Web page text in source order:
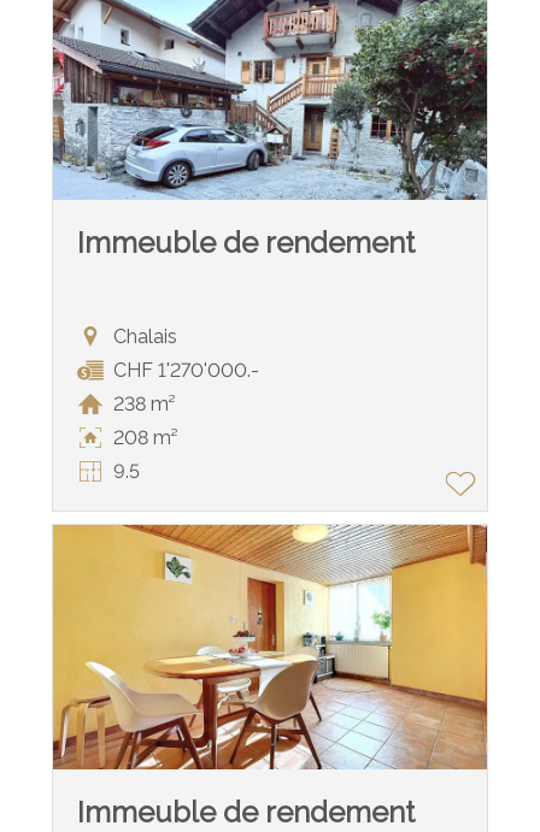
Immeuble de rendement
Chalais
CHF 1'270'000.-
238 m²
208 m²
9.5
Immeuble de rendement